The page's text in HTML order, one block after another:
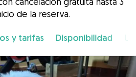
de la reserva.
y tarifas Disponibilidad